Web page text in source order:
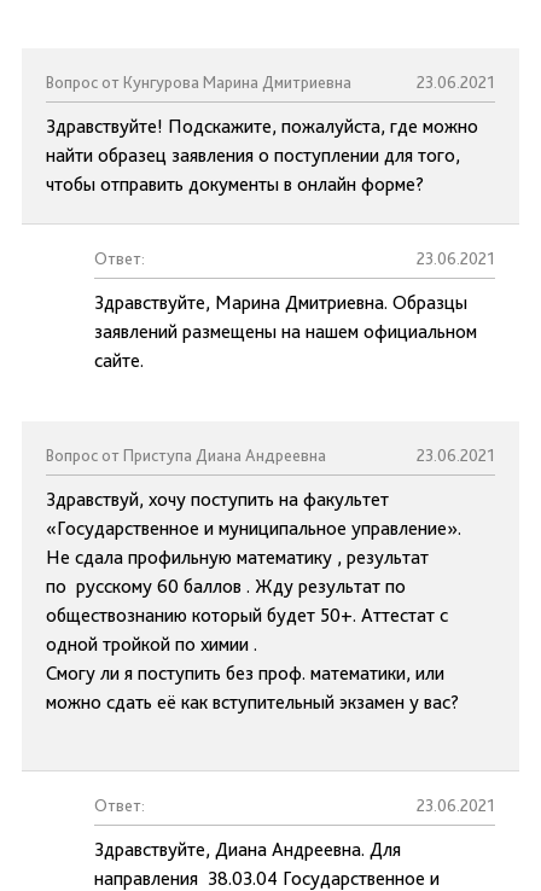
Вопрос от Кунгурова Марина Дмитриевна 23.06.2021
Здравствуйте! Подскажите, пожалуйста, где можно
найти образец заявления о поступлении для того,
чтобы отправить документы в онлайн форме?
Ответ: 23.06.2021
Здравствуйте, Марина Дмитриевна. Образцы
заявлений размещены на нашем официальном
сайте.
Вопрос от Приступа Диана Андреевна 23.06.2021
Здравствуй, хочу поступить на факультет
«Государственное и муниципальное управление».
Не сдала профильную математику , результат
по русскому 60 баллов . Жду результат по
обществознанию который будет 50+. Аттестат с
одной тройкой по химии .
Смогу ли я поступить без проф. математики, или
можно сдать её как вступительный экзамен у вас?
Ответ: 23.06.2021
Здравствуйте, Диана Андреевна. Для
направления 38.03.04 Государственное и